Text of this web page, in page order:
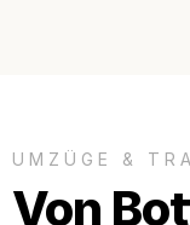
UMZÜGE &
Von